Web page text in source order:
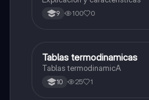
9 100 0
Química
Tablas termodinamicas
Tablas termodinamicA
10 25 1